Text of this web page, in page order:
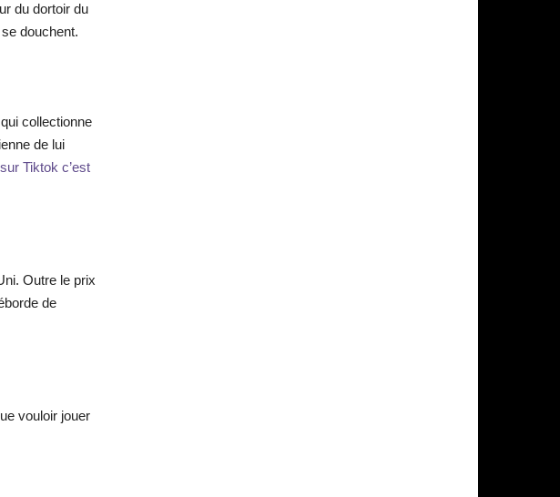
du dortoir du
douchent.
collectionne
de lui
Tiktok c’est
Outre le prix
de
vouloir jouer